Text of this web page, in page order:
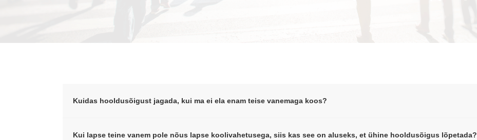
Kuidas hooldusõigust jagada, kui ma ei ela enam teise vanemaga koos?
Kui lapse teine vanem pole nõus lapse koolivahetusega, siis kas see on aluseks, et ühine hooldusõigus lõpetada?